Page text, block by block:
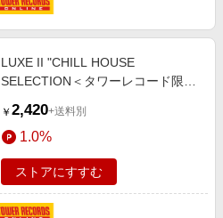
LUXE II "CHILL HOUSE
SELECTION＜タワーレコード限定
￥ 2,420+送料別
1.0%
ストアにすすむ